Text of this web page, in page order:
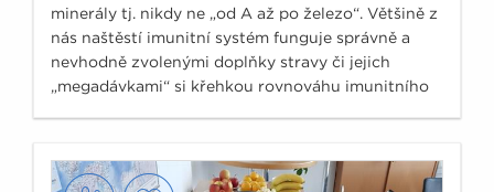
minerály tj. nikdy ne „od A až po železo“. Většině z
nás naštěstí imunitní systém funguje správně a
nevhodně zvolenými doplňky stravy či jejich
„megadávkami“ si křehkou rovnováhu imunitního